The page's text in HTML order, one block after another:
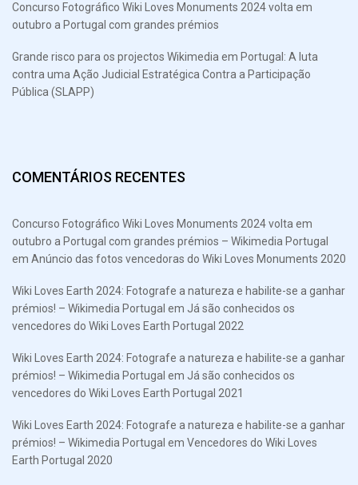
Concurso Fotográfico Wiki Loves Monuments 2024 volta em
outubro a Portugal com grandes prémios
Grande risco para os projectos Wikimedia em Portugal: A luta
contra uma Ação Judicial Estratégica Contra a Participação
Pública (SLAPP)
COMENTÁRIOS RECENTES
Concurso Fotográfico Wiki Loves Monuments 2024 volta em
outubro a Portugal com grandes prémios – Wikimedia Portugal
em Anúncio das fotos vencedoras do Wiki Loves Monuments 2020
Wiki Loves Earth 2024: Fotografe a natureza e habilite-se a ganhar
prémios! – Wikimedia Portugal em Já são conhecidos os
vencedores do Wiki Loves Earth Portugal 2022
Wiki Loves Earth 2024: Fotografe a natureza e habilite-se a ganhar
prémios! – Wikimedia Portugal em Já são conhecidos os
vencedores do Wiki Loves Earth Portugal 2021
Wiki Loves Earth 2024: Fotografe a natureza e habilite-se a ganhar
prémios! – Wikimedia Portugal em Vencedores do Wiki Loves
Earth Portugal 2020